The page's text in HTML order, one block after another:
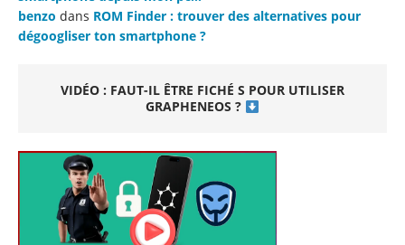
benzo dans ROM Finder : trouver des alternatives pour
dégoogliser ton smartphone ?
VIDÉO : FAUT-IL ÊTRE FICHÉ S POUR UTILISER
GRAPHENEOS ?